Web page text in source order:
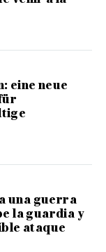
eine neue
una guerra
la guardia y
ataque